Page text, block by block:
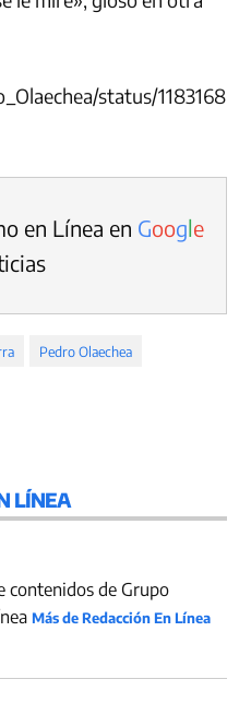
status/1183168
en Línea en Google
Pedro Olaechea
LÍNEA
contenidos de Grupo
Más de Redacción En Línea